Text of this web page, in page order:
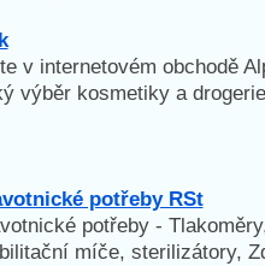
v internetovém obchodě
výběr kosmetiky a
potřeby RSt
potřeby -
míče, sterilizátory,